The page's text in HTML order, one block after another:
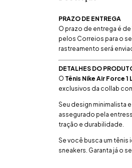
PRAZO DE ENTREGA
O prazo de entrega é de
pelos Correios para o
rastreamento será
DETALHES DO
O Tênis Nike Air Force 1
exclusivos da collab
Seu design minimalista
assegurado pela
tração e durabilidade.
Se você busca um tênis
sneakers. Garanta já o